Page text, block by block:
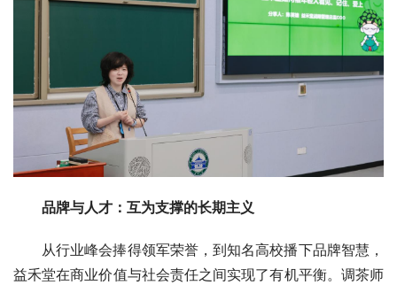
品牌与人才：互为支撑的长期主义
从行业峰会捧得领军荣誉，到知名高校播下品牌智慧，
益禾堂在商业价值与社会责任之间实现了有机平衡。调茶师